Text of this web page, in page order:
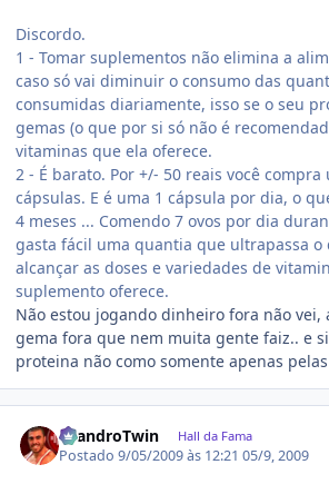
Discordo.
1 - Tomar suplementos não elimina a
caso só vai diminuir o consumo das
consumidas diariamente, isso se o seu
gemas (o que por si só não é
vitaminas que ela oferece.
2 - É barato. Por +/- 50 reais você compra
cápsulas. E é uma 1 cápsula por dia, o
4 meses ... Comendo 7 ovos por dia
gasta fácil uma quantia que ultrapassa o
alcançar as doses e variedades de
suplemento oferece.
Não estou jogando dinheiro fora não vei,
gema fora que nem muita gente faiz.. e
proteina não como somente apenas
LeandroTwin Hall da Fama
Postado9/05/2009 às 12:2105/9, 2009